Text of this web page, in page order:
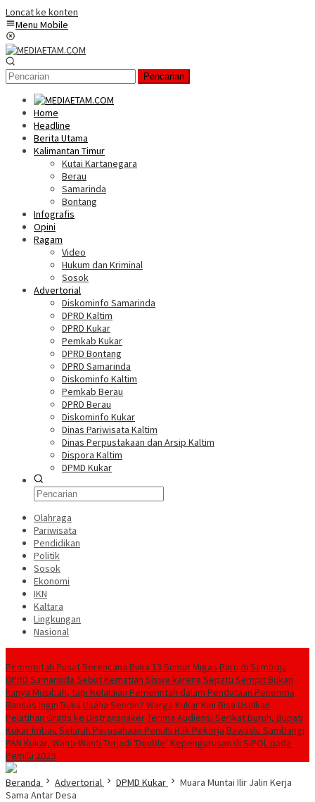
Loncat ke konten
Menu Mobile
Pencarian
Home
Headline
Berita Utama
Kalimantan Timur
Kutai Kartanegara
Berau
Samarinda
Bontang
Infografis
Opini
Ragam
Video
Hukum dan Kriminal
Sosok
Advertorial
Diskominfo Samarinda
DPRD Kaltim
DPRD Kukar
Pemkab Kukar
DPRD Bontang
DPRD Samarinda
Diskominfo Kaltim
Pemkab Berau
DPRD Berau
Diskominfo Kukar
Dinas Pariwisata Kaltim
Dinas Perpustakaan dan Arsip Kaltim
Dispora Kaltim
DPMD Kukar
Olahraga
Pariwisata
Pendidikan
Politik
Sosok
Ekonomi
IKN
Kaltara
Lingkungan
Nasional
Pemerintah Pusat Berencana Buka 13 Sumur Migas Baru di Samboja
DPRD Samarinda Sebut Kematian Siswa karena Sepatu Sempit Bukan
hanya Musibah, tapi Kelalaian Pemerintah dalam Pendataan Penerima
Bansos Ingin Buka Usaha Sendiri? Warga Kukar Kini Bisa Usulkan
Pelatihan Gratis ke DistransnakerTerima Audiensi Serikat Buruh, Bupati
Kukar Imbau Seluruh Perusahaan Penuhi Hak Pekerja Bawaslu Sambangi
PAN Kukar, Wanti-Wanti Terjadi ‘Double’ Kepengurusan di SIPOL pada
Pemilu 2029
Beranda Advertorial DPMD Kukar
Muara Muntai Ilir Jalin Kerja
Sama Antar Desa